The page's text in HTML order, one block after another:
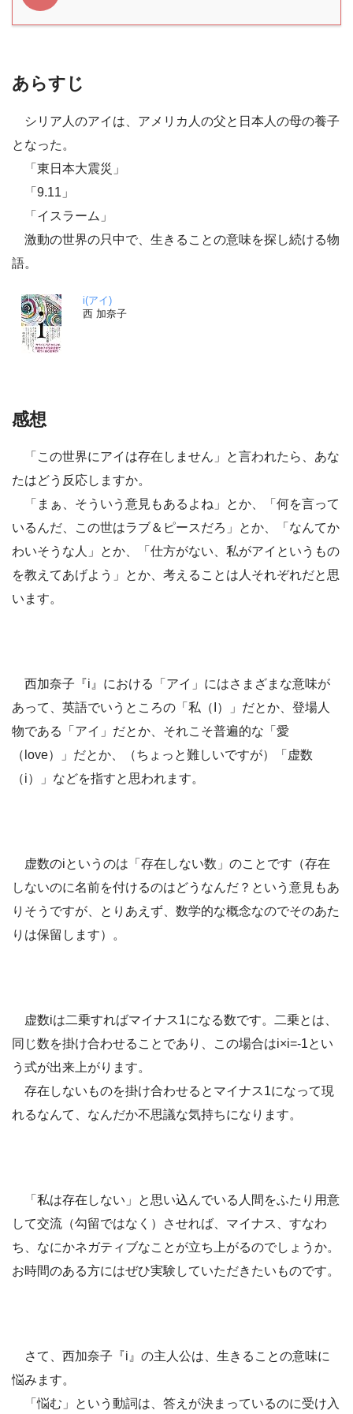
あらすじ
シリア人のアイは、アメリカ人の父と日本人の母の養子
となった。
「東日本大震災」
「9.11」
「イスラーム」
激動の世界の只中で、生きることの意味を探し続ける物
語。
i(アイ)
西 加奈子
感想
「この世界にアイは存在しません」と言われたら、あな
たはどう反応しますか。
「まぁ、そういう意見もあるよね」とか、「何を言って
いるんだ、この世はラブ＆ピースだろ」とか、「なんてか
わいそうな人」とか、「仕方がない、私がアイというもの
を教えてあげよう」とか、考えることは人それぞれだと思
います。
西加奈子『i』における「アイ」にはさまざまな意味が
あって、英語でいうところの「私（I）」だとか、登場人
物である「アイ」だとか、それこそ普遍的な「愛
（love）」だとか、（ちょっと難しいですが）「虚数
（i）」などを指すと思われます。
虚数のiというのは「存在しない数」のことです（存在
しないのに名前を付けるのはどうなんだ？という意見もあ
りそうですが、とりあえず、数学的な概念なのでそのあた
りは保留します）。
虚数iは二乗すればマイナス1になる数です。二乗とは、
同じ数を掛け合わせることであり、この場合はi×i=-1とい
う式が出来上がります。
存在しないものを掛け合わせるとマイナス1になって現
れるなんて、なんだか不思議な気持ちになります。
「私は存在しない」と思い込んでいる人間をふたり用意
して交流（勾留ではなく）させれば、マイナス、すなわ
ち、なにかネガティブなことが立ち上がるのでしょうか。
お時間のある方にはぜひ実験していただきたいものです。
さて、西加奈子『i』の主人公は、生きることの意味に
悩みます。
「悩む」という動詞は、答えが決まっているのに受け入